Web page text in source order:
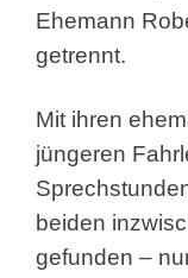
Ehemann
getrennt.
Mit ihren
jüngeren
beiden
gefunden –